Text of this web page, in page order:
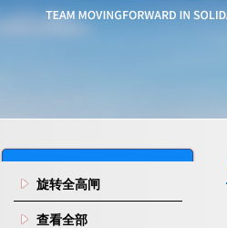
旋转全高闸
查看全部